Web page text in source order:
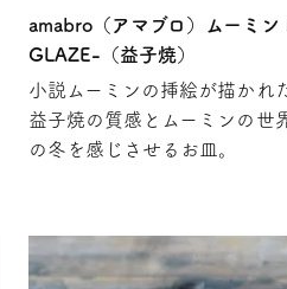
amabro（アマブロ）ムーミ
GLAZE-（益子焼）
小説ムーミンの挿絵が描かれ
益子焼の質感とムーミンの世
の冬を感じさせるお皿。